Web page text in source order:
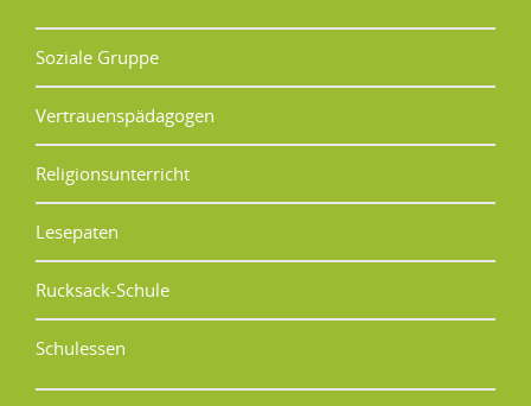
Soziale Gruppe
Vertrauenspädagogen
Religionsunterricht
Lesepaten
Rucksack-Schule
Schulessen